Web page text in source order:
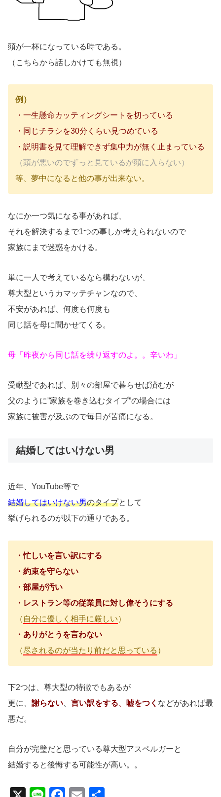
頭が一杯になっている時である。
（こちらから話しかけても無視）
例）
・一生懸命カッティングシートを切っている
・同じチラシを30分くらい見つめている
・説明書を見て理解できず集中力が無く止まっている
（頭が悪いのでずっと見ているが頭に入らない）
等、夢中になると他の事が出来ない。
なにか一つ気になる事があれば、
それを解決するまで1つの事しか考えられないので
家族にまで迷惑をかける。
単に一人で考えているなら構わないが、
尊大型というカマッテチャンなので、
不安があれば、何度も何度も
同じ話を母に聞かせてくる。
母「昨夜から同じ話を繰り返すのよ。。辛いわ」
受動型であれば、別々の部屋で暮らせば済むが
父のように”家族を巻き込むタイプ”の場合には
家族に被害が及ぶので毎日が苦痛になる。
結婚してはいけない男
近年、YouTube等で
結婚してはいけない男のタイプとして
挙げられるのが以下の通りである。
・忙しいを言い訳にする
・約束を守らない
・部屋が汚い
・レストラン等の従業員に対し偉そうにする
（ 自分に優しく相手に厳しい）
・ありがとうを言わない
（尽されるのが当たり前だと思っている ）
下2つは、尊大型の特徴でもあるが
更に、 謝らない 言い訳をする 嘘をつく などがあれば最
悪だ。
自分が完璧だと思っている尊大型アスペルガーと
結婚すると後悔する可能性が高い。。